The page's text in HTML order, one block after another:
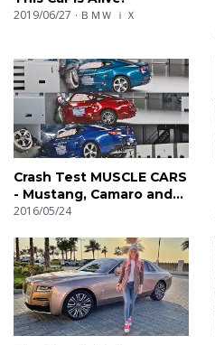
2019/06/27 ＢＭＷ ｉＸ
Crash Test MUSCLE CARS
- Mustang, Camaro and
Challenger
2016/05/24